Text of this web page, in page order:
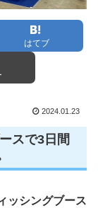
はてブ
2024.01.23
スで3日間
ッシングブース